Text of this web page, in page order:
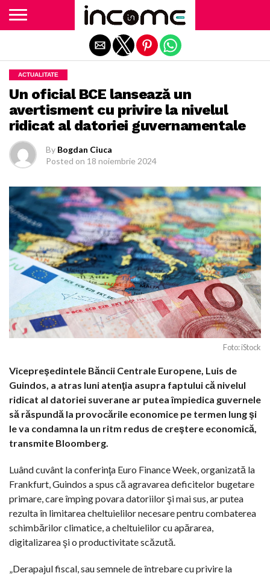
ACTUALITATE
Un oficial BCE lansează un
avertisment cu privire la nivelul
ridicat al datoriei guvernamentale
By Bogdan Ciuca
Posted on 18 noiembrie 2024
Foto: iStock
Vicepreşedintele Băncii Centrale Europene, Luis de
Guindos, a atras luni atenţia asupra faptului că nivelul
ridicat al datoriei suverane ar putea împiedica guvernele
să răspundă la provocările economice pe termen lung şi
le va condamna la un ritm redus de creştere economică,
transmite Bloomberg.
Luând cuvânt la conferinţa Euro Finance Week, organizată la
Frankfurt, Guindos a spus că agravarea deficitelor bugetare
primare, care împing povara datoriilor şi mai sus, ar putea
rezulta în limitarea cheltuielilor necesare pentru combaterea
schimbărilor climatice, a cheltuielilor cu apărarea,
digitalizarea şi o productivitate scăzută.
„Derapajul fiscal, sau semnele de întrebare cu privire la
Exit mobile version